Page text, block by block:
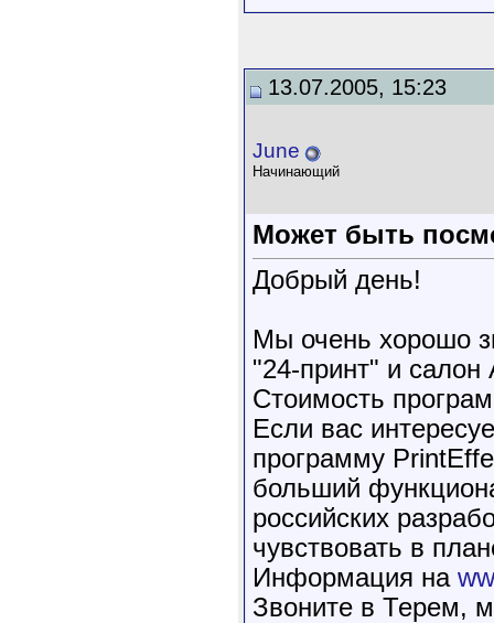
13.07.2005, 15:23
June
Начинающий
Может быть
Добрый день!
Мы очень хорошо
"24-принт" и
Стоимость
Если вас
программу
больший
российских
чувствовать в
Информация на
Звоните в Терем,